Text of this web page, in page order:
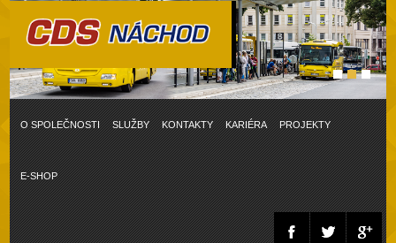
O SPOLEČNOSTI SLUŽBY KONTAKTY KARIÉRA PROJEKTY
E-SHOP